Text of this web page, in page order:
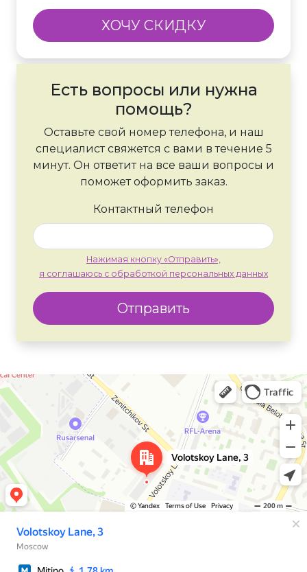
ХОЧУ СКИДКУ
Есть вопросы или нужна
помощь?
Оставьте свой номер телефона, и наш
специалист свяжется с вами в течение 5
минут. Он ответит на все ваши вопросы и
поможет оформить заказ.
Контактный телефон
Нажимая кнопку «Отправить»,
я соглашаюсь с обработкой персональных данных
Отправить
Москва
Яндекс Карты — транспорт, навигация, поиск мест